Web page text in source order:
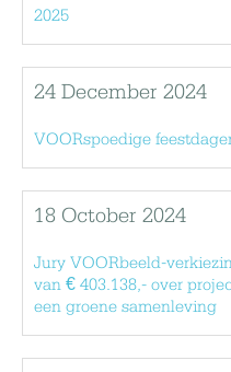
2025
24 December 2024
VOORspoedige
18 October 2024
Jury VOORbeeld-
van € 403.138,- over
een groene samenleving